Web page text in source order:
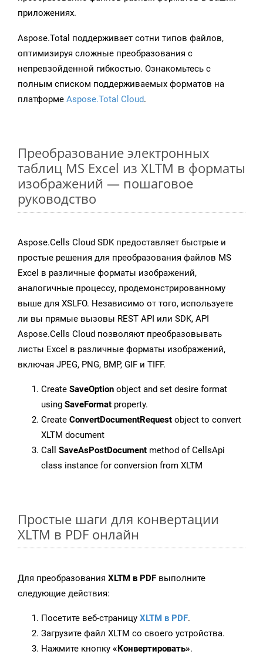
приложениях.
Aspose.Total поддерживает сотни типов файлов,
оптимизируя сложные преобразования с
непревзойденной гибкостью. Ознакомьтесь с
полным списком поддерживаемых форматов на
платформе Aspose.Total Cloud.
Преобразование электронных
таблиц MS Excel из XLTM в форматы
изображений — пошаговое
руководство
Aspose.Cells Cloud SDK предоставляет быстрые и
простые решения для преобразования файлов MS
Excel в различные форматы изображений,
аналогичные процессу, продемонстрированному
выше для XSLFO. Независимо от того, используете
ли вы прямые вызовы REST API или SDK, API
Aspose.Cells Cloud позволяют преобразовывать
листы Excel в различные форматы изображений,
включая JPEG, PNG, BMP, GIF и TIFF.
Create SaveOption object and set desire format
using SaveFormat property.
Create ConvertDocumentRequest object to convert
XLTM document
Call SaveAsPostDocument method of CellsApi
class instance for conversion from XLTM
Простые шаги для конвертации
XLTM в PDF онлайн
Для преобразования XLTM в PDF выполните
следующие действия:
Посетите веб-страницу XLTM в PDF.
Загрузите файл XLTM со своего устройства.
Нажмите кнопку «Конвертировать».